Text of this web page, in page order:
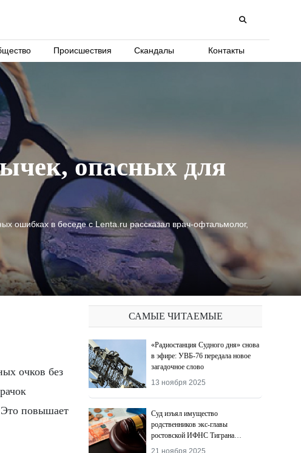
Происшествия Скандалы Контакты
опасных для
ошибках в беседе с Lenta.ru рассказал врач-офтальмолог,
Это повышает
САМЫЕ ЧИТАЕМЫЕ
«Радиостанция Судного дня» снова
в эфире: УВБ-76 передала новое
загадочное слово
13 ноября 2025
Суд изъял имущество
родственников экс-главы
ростовской ИФНС Тиграна
Додохяна
21 ноября 2025